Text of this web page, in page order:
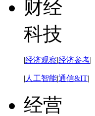
财经
科技
|经济观察|经济参考|
| 人工智能|通信&IT|
经营